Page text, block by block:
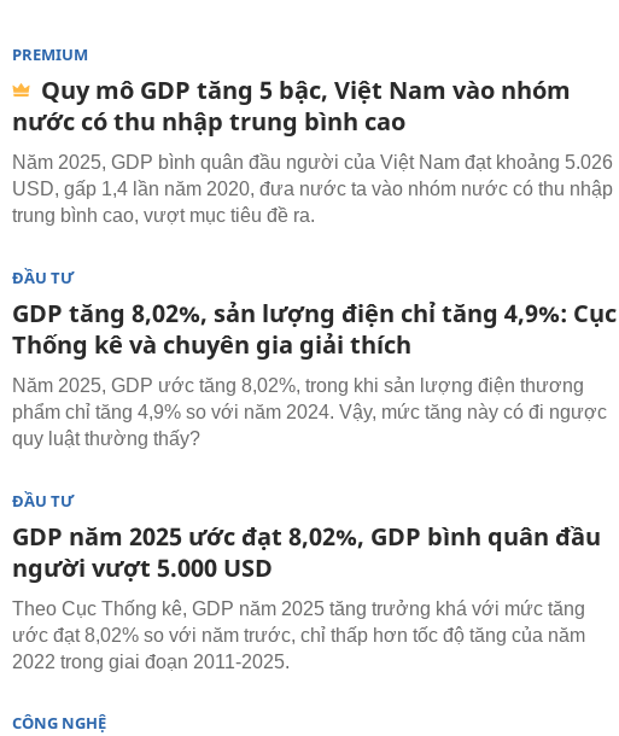
PREMIUM
Quy mô GDP tăng 5 bậc, Việt Nam vào nhóm
nước có thu nhập trung bình cao
Năm 2025, GDP bình quân đầu người của Việt Nam đạt khoảng 5.026
USD, gấp 1,4 lần năm 2020, đưa nước ta vào nhóm nước có thu nhập
trung bình cao, vượt mục tiêu đề ra.
ĐẦU TƯ
GDP tăng 8,02%, sản lượng điện chỉ tăng 4,9%: Cục
Thống kê và chuyên gia giải thích
Năm 2025, GDP ước tăng 8,02%, trong khi sản lượng điện thương
phẩm chỉ tăng 4,9% so với năm 2024. Vậy, mức tăng này có đi ngược
quy luật thường thấy?
ĐẦU TƯ
GDP năm 2025 ước đạt 8,02%, GDP bình quân đầu
người vượt 5.000 USD
Theo Cục Thống kê, GDP năm 2025 tăng trưởng khá với mức tăng
ước đạt 8,02% so với năm trước, chỉ thấp hơn tốc độ tăng của năm
2022 trong giai đoạn 2011-2025.
CÔNG NGHỆ